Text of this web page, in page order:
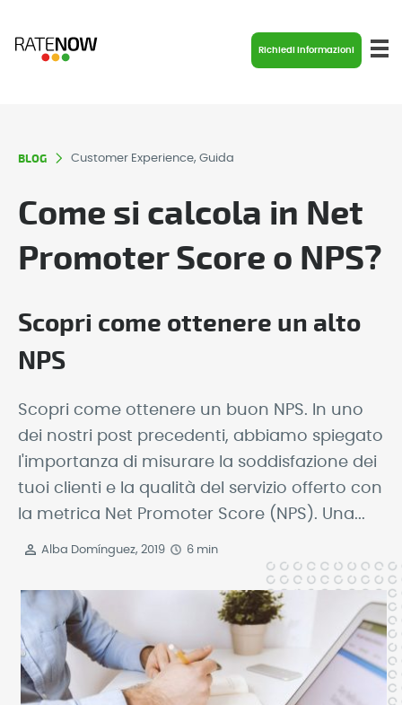
Richiedi informazioni
BLOG Customer Experience, Guida
Come si calcola in Net
Promoter Score o NPS?
Scopri come ottenere un alto
NPS
Scopri come ottenere un buon NPS. In uno
dei nostri post precedenti, abbiamo spiegato
l'importanza di misurare la soddisfazione dei
tuoi clienti e la qualità del servizio offerto con
la metrica Net Promoter Score (NPS). Una...
Alba Domínguez, 2019 6 min